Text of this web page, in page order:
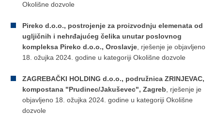
Okolišne dozvole
Pireko d.o.o., postrojenje za proizvodnju elemenata od
ugljičnih i nehrđajućeg čelika unutar poslovnog
kompleksa Pireko d.o.o., Oroslavje , rješenje je objavljeno
18. ožujka 2024. godine u kategoriji Okolišne dozvole
ZAGREBAČKI HOLDING d.o.o., podružnica ZRINJEVAC,
kompostana "Prudinec/Jakuševec", Zagreb , rješenje je
objavljeno 18. ožujka 2024. godine u kategoriji Okolišne
dozvole